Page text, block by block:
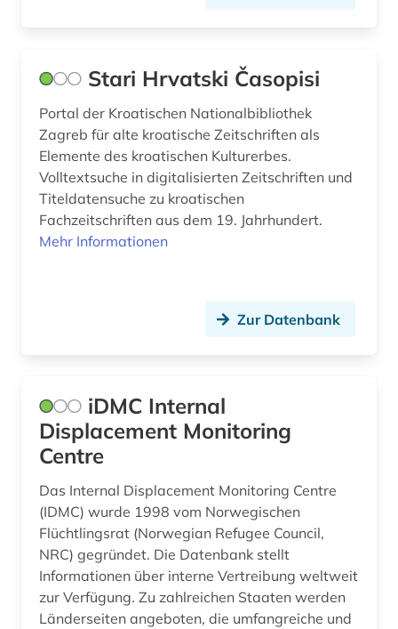
Stari Hrvatski Časopisi
Portal der Kroatischen Nationalbibliothek
Zagreb für alte kroatische Zeitschriften als
Elemente des kroatischen Kulturerbes.
Volltextsuche in digitalisierten Zeitschriften und
Titeldatensuche zu kroatischen
Fachzeitschriften aus dem 19. Jahrhundert.
Mehr Informationen
Zur Datenbank
iDMC Internal
Displacement Monitoring
Centre
Das Internal Displacement Monitoring Centre
(IDMC) wurde 1998 vom Norwegischen
Flüchtlingsrat (Norwegian Refugee Council,
NRC) gegründet. Die Datenbank stellt
Informationen über interne Vertreibung weltweit
zur Verfügung. Zu zahlreichen Staaten werden
Länderseiten angeboten, die umfangreiche und